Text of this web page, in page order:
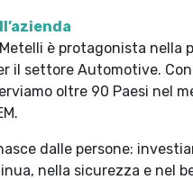
è protagonista nella
il settore Automotive.
oltre 90 Paesi nel
dalle persone:
nella sicurezza e nel